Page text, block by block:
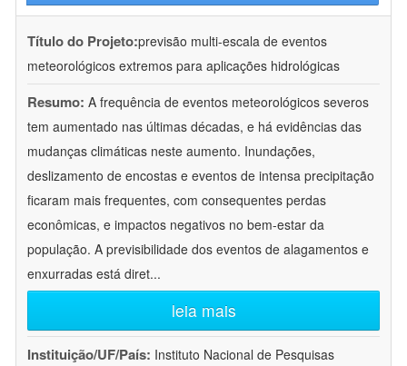
Título do Projeto:previsão multi-escala de eventos
meteorológicos extremos para aplicações hidrológicas
Resumo: A frequência de eventos meteorológicos severos
tem aumentado nas últimas décadas, e há evidências das
mudanças climáticas neste aumento. Inundações,
deslizamento de encostas e eventos de intensa precipitação
ficaram mais frequentes, com consequentes perdas
econômicas, e impactos negativos no bem-estar da
população. A previsibilidade dos eventos de alagamentos e
enxurradas está diret...
leia mais
Instituição/UF/País: Instituto Nacional de Pesquisas